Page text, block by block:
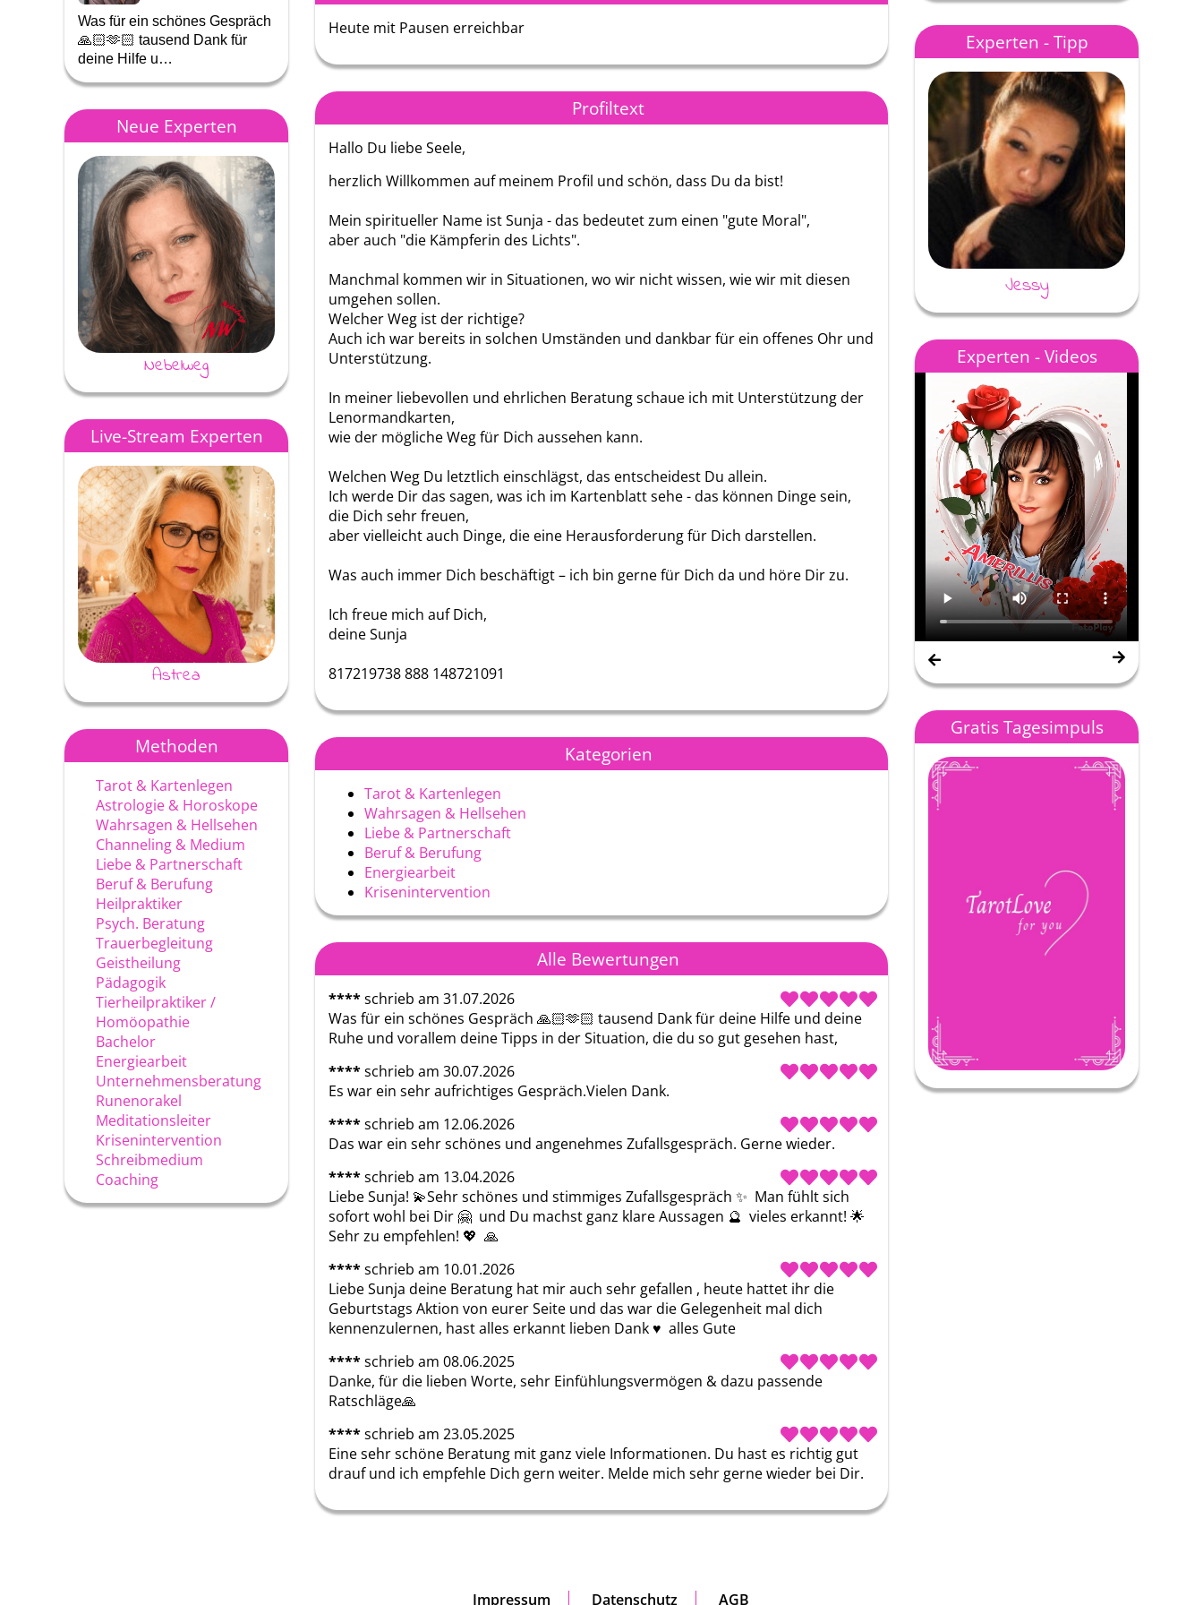
Was für ein schönes Gespräch
🙏🏻🫶🏻 tausend Dank für
deine Hilfe u…
Es war ein sehr aufrichtiges
Gespräch.Vielen Dank.
Neue Experten
Nebelweg Nannas Zauberwelten Jessi Layana
Live-Stream Experten
Astrea Ayke Nana Gipsy Spirit
Methoden
Tarot & Kartenlegen
Astrologie & Horoskope
Wahrsagen & Hellsehen
Channeling & Medium
Liebe & Partnerschaft
Beruf & Berufung
Heilpraktiker
Psych. Beratung
Trauerbegleitung
Geistheilung
Pädagogik
Tierheilpraktiker /
Homöopathie
Bachelor
Energiearbeit
Unternehmensberatung
Runenorakel
Meditationsleiter
Krisenintervention
Schreibmedium
Coaching
Heute mit Pausen erreichbar
Profiltext
Hallo Du liebe Seele,
herzlich Willkommen auf meinem Profil und schön, dass Du da bist!
Mein spiritueller Name ist Sunja - das bedeutet zum einen "gute Moral",
aber auch "die Kämpferin des Lichts".
Manchmal kommen wir in Situationen, wo wir nicht wissen, wie wir mit diesen
umgehen sollen.
Welcher Weg ist der richtige?
Auch ich war bereits in solchen Umständen und dankbar für ein offenes Ohr und
Unterstützung.
In meiner liebevollen und ehrlichen Beratung schaue ich mit Unterstützung der
Lenormandkarten,
wie der mögliche Weg für Dich aussehen kann.
Welchen Weg Du letztlich einschlägst, das entscheidest Du allein.
Ich werde Dir das sagen, was ich im Kartenblatt sehe - das können Dinge sein,
die Dich sehr freuen,
aber vielleicht auch Dinge, die eine Herausforderung für Dich darstellen.
Was auch immer Dich beschäftigt – ich bin gerne für Dich da und höre Dir zu.
Ich freue mich auf Dich,
deine Sunja
817219738 888 148721091
Kategorien
Tarot & Kartenlegen
Wahrsagen & Hellsehen
Liebe & Partnerschaft
Beruf & Berufung
Energiearbeit
Krisenintervention
Alle Bewertungen
****schrieb am 31.07.2026
Was für ein schönes Gespräch 🙏🏻🫶🏻 tausend Dank für deine Hilfe und deine
Ruhe und vorallem deine Tipps in der Situation, die du so gut gesehen hast,
****schrieb am 30.07.2026
Es war ein sehr aufrichtiges Gespräch.Vielen Dank.
****schrieb am 12.06.2026
Das war ein sehr schönes und angenehmes Zufallsgespräch. Gerne wieder.
****schrieb am 13.04.2026
Liebe Sunja! 💫Sehr schönes und stimmiges Zufallsgespräch ✨  Man fühlt sich
sofort wohl bei Dir 🤗  und Du machst ganz klare Aussagen 🔮  vieles erkannt! 🌟
Sehr zu empfehlen! 💖  🙏
****schrieb am 10.01.2026
Liebe Sunja deine Beratung hat mir auch sehr gefallen , heute hattet ihr die
Geburtstags Aktion von eurer Seite und das war die Gelegenheit mal dich
kennenzulernen, hast alles erkannt lieben Dank ♥ ️ alles Gute
****schrieb am 08.06.2025
Danke, für die lieben Worte, sehr Einfühlungsvermögen & dazu passende
Ratschläge🙏
****schrieb am 23.05.2025
Eine sehr schöne Beratung mit ganz viele Informationen. Du hast es richtig gut
drauf und ich empfehle Dich gern weiter. Melde mich sehr gerne wieder bei Dir.
Experten - Tipp
Jessy
Experten - Videos
Gratis Tagesimpuls
Impressum Datenschutz AGB